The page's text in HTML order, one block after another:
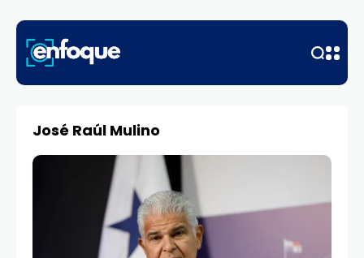
José Raúl Mulino